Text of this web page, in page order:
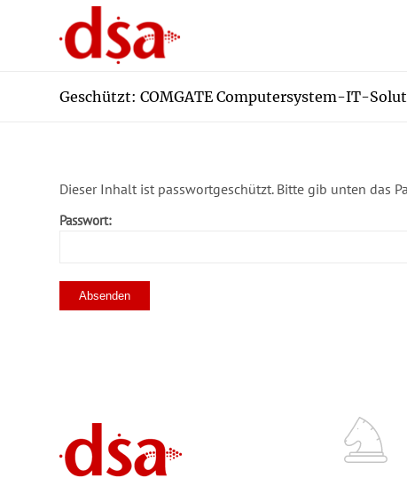
Geschützt: COMGATE Computersystem-IT-
Dieser Inhalt ist passwortgeschützt. Bitte gib unten das
Passwort: